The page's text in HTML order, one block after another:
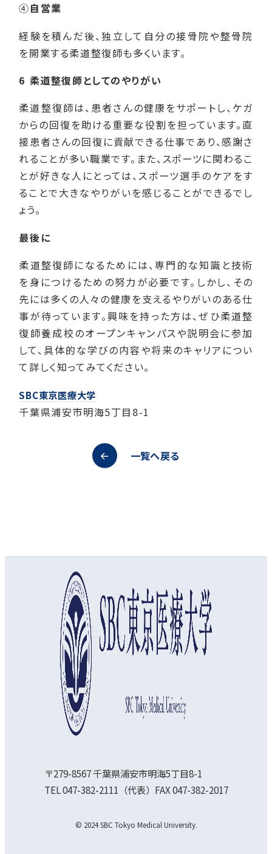
④自営業
経験を積んだ後、独立して自分の接骨院や整骨院
を開業する柔道整復師も多くいます。
6 柔道整復師としてのやりがい
柔道整復師は、患者さんの健康をサポートし、ケガ
からの回復を助ける重要な役割を担っています。直
接患者さんの回復に貢献できる仕事であり、感謝さ
れることが多い職業です。また、スポーツに関わるこ
とが好きな人にとっては、スポーツ選手のケアをす
ることで大きなやりがいを感じることができるでし
ょう。
最後に
柔道整復師になるためには、専門的な知識と技術
を身につけるための努力が必要です。しかし、その
先には多くの人々の健康を支えるやりがいのある仕
事が待っています。興味を持った方は、ぜひ柔道整
復師養成校のオープンキャンパスや説明会に参加
して、具体的な学びの内容や将来のキャリアについ
て詳しく知ってみてください。
SBC東京医療大学
千葉県浦安市明海5丁目8-1
一覧へ戻る
〒279-8567 千葉県浦安市明海5丁目8-1
TEL 047-382-2111（代表）FAX 047-382-2017
© 2024 SBC Tokyo Medical University.